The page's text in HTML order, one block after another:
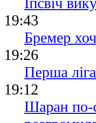
19:43
Бремер
19:26
Перша
19:12
Шаран по-